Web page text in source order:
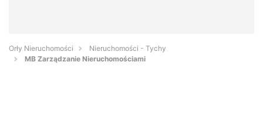
Orły Nieruchomości
Nieruchomości - Tychy
MB Zarządzanie Nieruchomościami